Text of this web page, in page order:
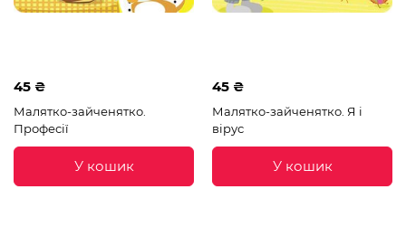
45 ₴
Малятко-зайченятко.
Професії
У кошик
45 ₴
Малятко-зайченятко. Я і
вірус
У кошик